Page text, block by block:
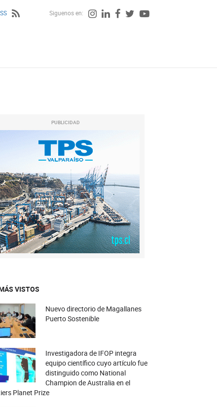
Siguenos en:
PUBLICIDAD
VISTOS
Nuevo directorio de Magallanes
Puerto Sostenible
Investigadora de IFOP integra
equipo científico cuyo artículo fue
distinguido como National
Champion de Australia en el
Planet Prize